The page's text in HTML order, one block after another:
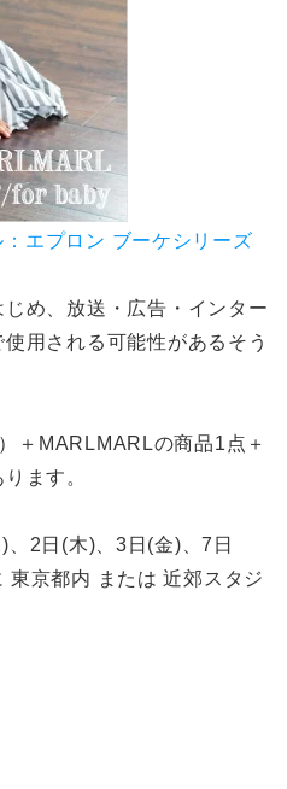
エプロン ブーケシリーズ
め、放送・広告・インター
用される可能性があるそう
＋MARLMARLの商品1点＋
ます。
2日(木)、3日(金)、7日
東京都内 または 近郊スタジ